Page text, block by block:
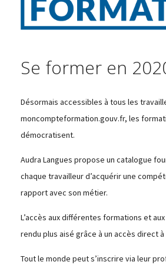
Se former en
Désormais accessibles à tous les
moncompteformation.gouv.fr, les
démocratisent.
Audra Langues propose un catalogue
chaque travailleur d’acquérir une
rapport avec son métier.
L’accès aux différentes formations et
rendu plus aisé grâce à un accès direct à
Tout le monde peut s’inscrire via leur